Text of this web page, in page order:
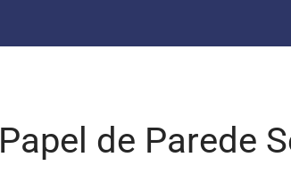
Papel de Parede